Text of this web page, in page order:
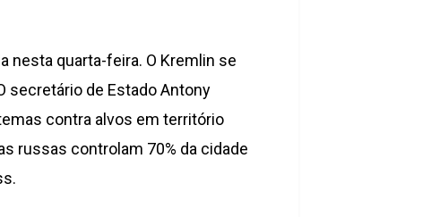
nesta quarta-feira. O Kremlin se
secretário de Estado Antony
contra alvos em território
russas controlam 70% da cidade